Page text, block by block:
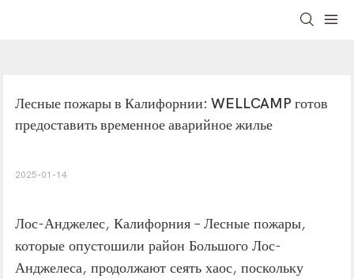
Лесные пожары в Калифорнии: WELLCAMP готов
предоставить временное аварийное жилье
2025-01-14
Лос-Анджелес, Калифорния – Лесные пожары,
которые опустошили район Большого Лос-
Анджелеса, продолжают сеять хаос, поскольку